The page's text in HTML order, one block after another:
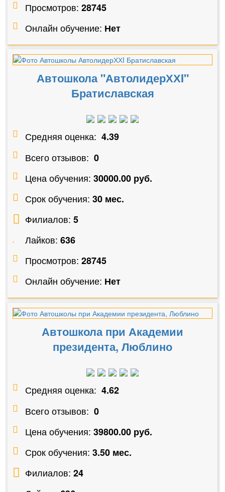
Просмотров: 28745
Онлайн обучение: Нет
Автошкола "АвтолидерХХI"
Братиславская
Средняя оценка: 4.39
Всего отзывов: 0
Цена обучения: 30000.00 руб.
Срок обучения: 30 мес.
Филиалов: 5
Лайков: 636
Просмотров: 28745
Онлайн обучение: Нет
Автошкола при Академии
президента, Люблино
Средняя оценка: 4.62
Всего отзывов: 0
Цена обучения: 39800.00 руб.
Срок обучения: 3.50 мес.
Филиалов: 24